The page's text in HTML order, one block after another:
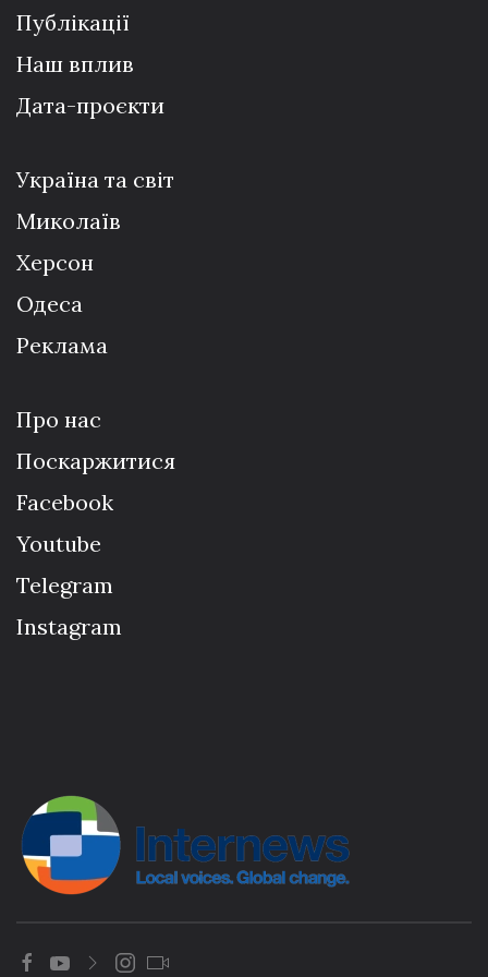
Публікації
Наш вплив
Дата-проєкти
Україна та світ
Миколаїв
Херсон
Одеса
Реклама
Про нас
Поскаржитися
Facebook
Youtube
Telegram
Instagram